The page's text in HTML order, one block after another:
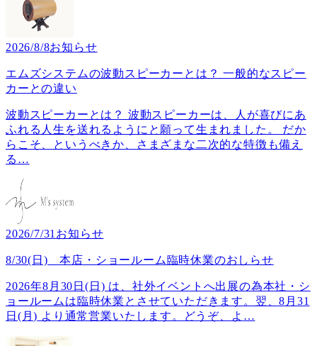
2026/8/8お知らせ
エムズシステムの波動スピーカーとは？ 一般的なスピー
カーとの違い
波動スピーカーとは？ 波動スピーカーは、人が喜びにあ
ふれる人生を送れるようにと願って生まれました。 だか
らこそ、というべきか、さまざまな二次的な特徴も備え
る …
2026/7/31 お知らせ
8/30(日) 本店・ショールーム臨時休業のおしらせ
2026年8月30日(日) は、社外イベントへ出展の為本社・シ
ョールームは臨時休業とさせていただきます。翌、8月31
日(月) より通常営業いたします。どうぞ、よ …